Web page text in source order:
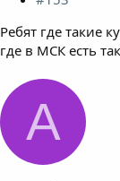
Ребят где такие
где в МСК есть
А